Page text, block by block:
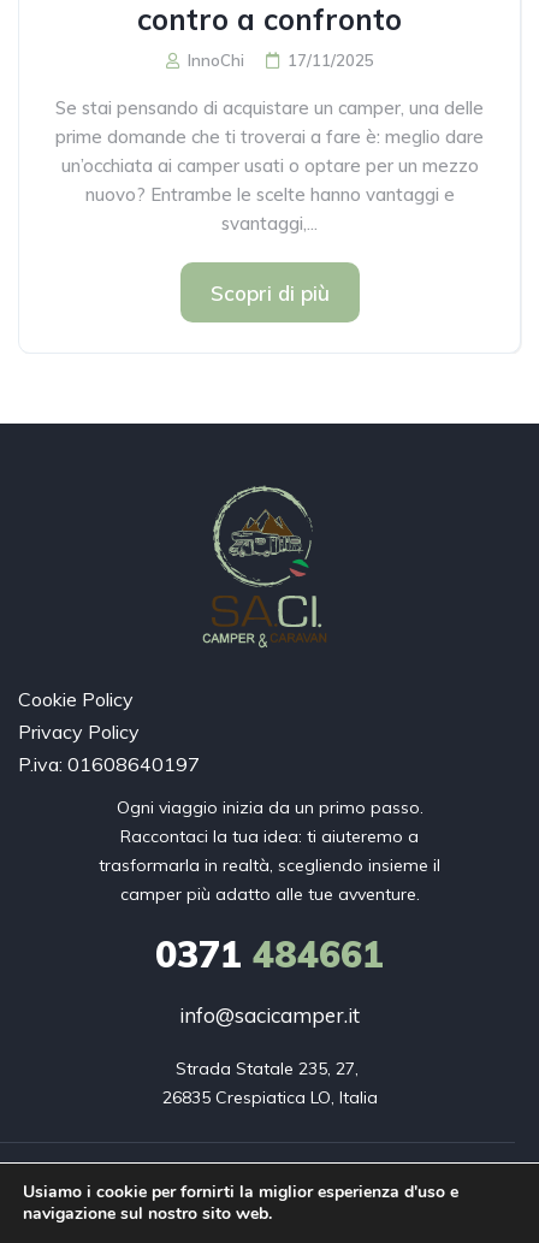
contro a confronto
InnoChi 17/11/2025
Se stai pensando di acquistare un camper, una delle
prime domande che ti troverai a fare è: meglio dare
un’occhiata ai camper usati o optare per un mezzo
nuovo? Entrambe le scelte hanno vantaggi e
svantaggi,...
Scopri di più
Cookie Policy
Privacy Policy
P.iva: 01608640197
Ogni viaggio inizia da un primo passo.
Raccontaci la tua idea: ti aiuteremo a
trasformarla in realtà, scegliendo insieme il
camper più adatto alle tue avventure.
0371 484661
info@sacicamper.it
Strada Statale 235, 27,
26835 Crespiatica LO, Italia
Copyright © 2026. Innovea. Tutti i diritti riservati.
Usiamo i cookie per fornirti la miglior esperienza d'uso e
navigazione sul nostro sito web.